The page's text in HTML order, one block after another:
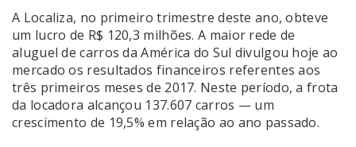
A Localiza, no primeiro trimestre deste ano, obteve
um lucro de R$ 120,3 milhões. A maior rede de
aluguel de carros da América do Sul divulgou hoje ao
mercado os resultados financeiros referentes aos
três primeiros meses de 2017. Neste período, a frota
da locadora alcançou 137.607 carros — um
crescimento de 19,5% em relação ao ano passado.